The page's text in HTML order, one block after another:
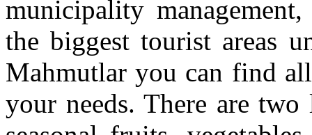
municipality
the biggest tourist areas
Mahmutlar you can find
your needs. There are